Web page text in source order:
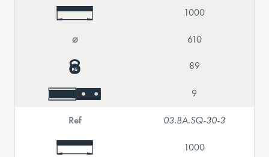
1000
⌀ 610
89
9
Ref 03.BA.SQ-30-3
1000